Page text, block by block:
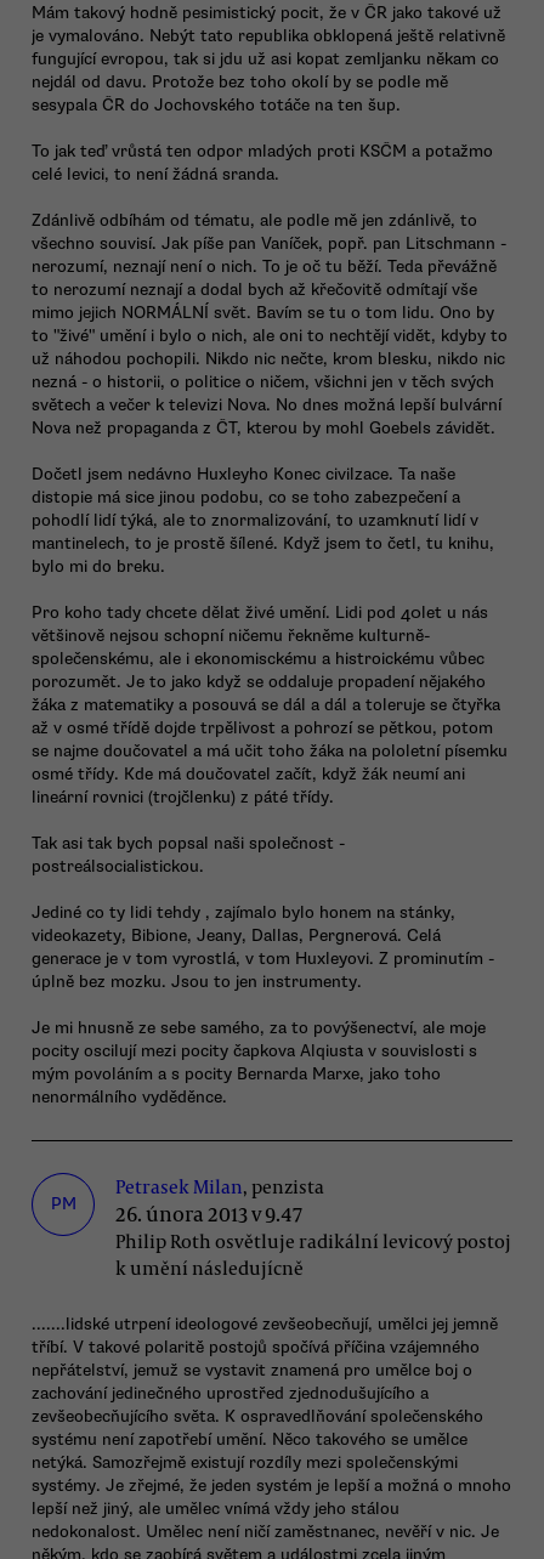
Mám takový hodně pesimistický pocit, že v ČR jako takové už
je vymalováno. Nebýt tato republika obklopená ještě relativně
fungující evropou, tak si jdu už asi kopat zemljanku někam co
nejdál od davu. Protože bez toho okolí by se podle mě
sesypala ČR do Jochovského totáče na ten šup.
To jak teď vrůstá ten odpor mladých proti KSČM a potažmo
celé levici, to není žádná sranda.
Zdánlivě odbíhám od tématu, ale podle mě jen zdánlivě, to
všechno souvisí. Jak píše pan Vaníček, popř. pan Litschmann -
nerozumí, neznají není o nich. To je oč tu běží. Teda převážně
to nerozumí neznají a dodal bych až křečovitě odmítají vše
mimo jejich NORMÁLNÍ svět. Bavím se tu o tom lidu. Ono by
to "živé" umění i bylo o nich, ale oni to nechtějí vidět, kdyby to
už náhodou pochopili. Nikdo nic nečte, krom blesku, nikdo nic
nezná - o historii, o politice o ničem, všichni jen v těch svých
světech a večer k televizi Nova. No dnes možná lepší bulvární
Nova než propaganda z ČT, kterou by mohl Goebels závidět.
Dočetl jsem nedávno Huxleyho Konec civilzace. Ta naše
distopie má sice jinou podobu, co se toho zabezpečení a
pohodlí lidí týká, ale to znormalizování, to uzamknutí lidí v
mantinelech, to je prostě šílené. Když jsem to četl, tu knihu,
bylo mi do breku.
Pro koho tady chcete dělat živé umění. Lidi pod 40let u nás
většinově nejsou schopní ničemu řekněme kulturně-
společenskému, ale i ekonomisckému a histroickému vůbec
porozumět. Je to jako když se oddaluje propadení nějakého
žáka z matematiky a posouvá se dál a dál a toleruje se čtyřka
až v osmé třídě dojde trpělivost a pohrozí se pětkou, potom
se najme doučovatel a má učit toho žáka na pololetní písemku
osmé třídy. Kde má doučovatel začít, když žák neumí ani
lineární rovnici (trojčlenku) z páté třídy.
Tak asi tak bych popsal naši společnost -
postreálsocialistickou.
Jediné co ty lidi tehdy , zajímalo bylo honem na stánky,
videokazety, Bibione, Jeany, Dallas, Pergnerová. Celá
generace je v tom vyrostlá, v tom Huxleyovi. Z prominutím -
úplně bez mozku. Jsou to jen instrumenty.
Je mi hnusně ze sebe samého, za to povýšenectví, ale moje
pocity oscilují mezi pocity čapkova Alqiusta v souvislosti s
mým povoláním a s pocity Bernarda Marxe, jako toho
nenormálního vyděděnce.
PM
Petrasek Milan, penzista
26. února 2013 v 9.47
Philip Roth osvětluje radikální levicový postoj
k umění následujícně
.......lidské utrpení ideologové zevšeobecňují, umělci jej jemně
tříbí. V takové polaritě postojů spočívá příčina vzájemného
nepřátelství, jemuž se vystavit znamená pro umělce boj o
zachování jedinečného uprostřed zjednodušujícího a
zevšeobecňujícího světa. K ospravedlňování společenského
systému není zapotřebí umění. Něco takového se umělce
netýká. Samozřejmě existují rozdíly mezi společenskými
systémy. Je zřejmé, že jeden systém je lepší a možná o mnoho
lepší než jiný, ale umělec vnímá vždy jeho stálou
nedokonalost. Umělec není ničí zaměstnanec, nevěří v nic. Je
někým, kdo se zaobírá světem a událostmi zcela jiným